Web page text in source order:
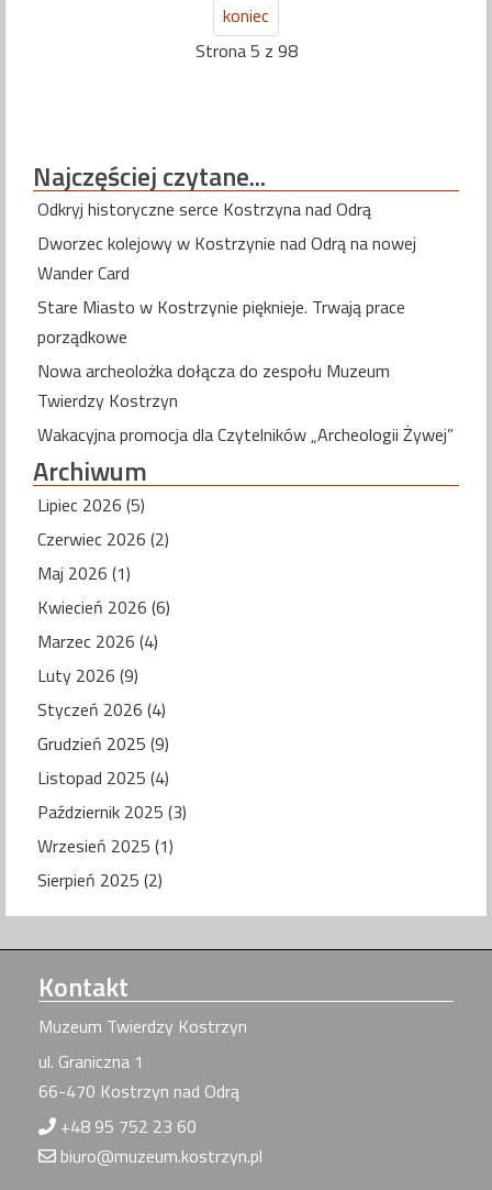
koniec
Strona 5 z 98
Najczęściejczytane...
Odkryj historyczne serce Kostrzyna nad Odrą
Dworzec kolejowy w Kostrzynie nad Odrą na nowej
Wander Card
Stare Miasto w Kostrzynie pięknieje. Trwają prace
porządkowe
Nowa archeolożka dołącza do zespołu Muzeum
Twierdzy Kostrzyn
Wakacyjna promocja dla Czytelników „Archeologii Żywej”
Archiwum
Lipiec 2026 (5)
Czerwiec 2026 (2)
Maj 2026 (1)
Kwiecień 2026 (6)
Marzec 2026 (4)
Luty 2026 (9)
Styczeń 2026 (4)
Grudzień 2025 (9)
Listopad 2025 (4)
Październik 2025 (3)
Wrzesień 2025 (1)
Sierpień 2025 (2)
Kontakt
Muzeum Twierdzy Kostrzyn
ul. Graniczna 1
66-470 Kostrzyn nad Odrą
+48 95 752 23 60
biuro@muzeum.kostrzyn.pl